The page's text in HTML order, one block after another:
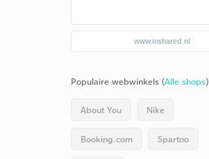
www.inshared.nl
Populaire webwinkels (Alle shops)
About You Nike
Booking.com Spartoo